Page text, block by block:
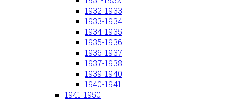
1932-1933
1933-1934
1934-1935
1935-1936
1936-1937
1937-1938
1939-1940
1940-1941
1941-1950